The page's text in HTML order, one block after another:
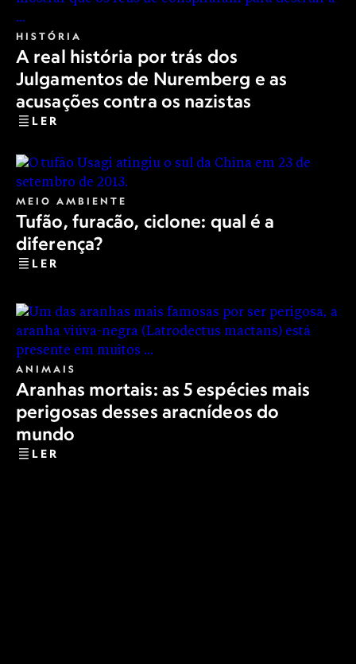
HISTÓRIA
A real história por trás dos
Julgamentos de Nuremberg e as
acusações contra os nazistas
LER
MEIO AMBIENTE
Tufão, furacão, ciclone: qual é a
diferença?
LER
ANIMAIS
Aranhas mortais: as 5 espécies mais
perigosas desses aracnídeos do
mundo
LER